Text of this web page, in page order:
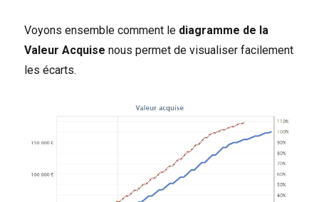
Voyons ensemble comment le diagramme de la
Valeur Acquise nous permet de visualiser facilement
les écarts.